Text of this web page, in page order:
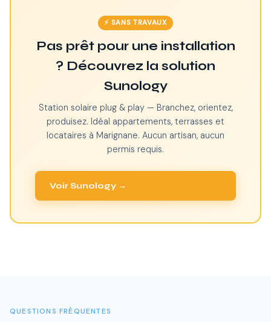
⚡ SANS TRAVAUX
Pas prêt pour une installation
? Découvrez la solution
Sunology
Station solaire plug & play — Branchez, orientez,
produisez. Idéal appartements, terrasses et
locataires à Marignane. Aucun artisan, aucun
permis requis.
Voir Sunology →
QUESTIONS FRÉQUENTES